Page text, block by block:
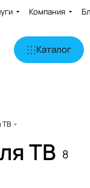
Компания
Каталог
ТВ
ТВ 8